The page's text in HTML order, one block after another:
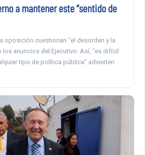
a mantener este “sentido de
oposición cuestionan “el desorden y la
los anuncios del Ejecutivo. Así, “es difícil
tipo de política pública” advierten.